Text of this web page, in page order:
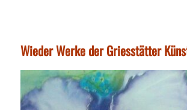
Wieder Werke der Griesstätter